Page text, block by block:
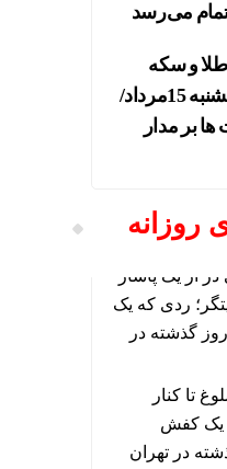
می‌رسد
و سکه
امروز پنجشنبه 15مرداد/
بر مدار
روزانه
در از یک پاساژ
ردی که یک
گذشته در
تا کنار
یک کفش
در تهران